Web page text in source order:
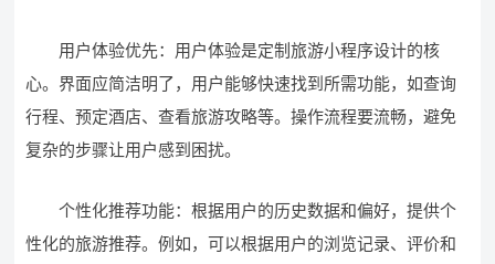
用户体验优先：用户体验是定制旅游小程序设计的核
心。界面应简洁明了，用户能够快速找到所需功能，如查询
行程、预定酒店、查看旅游攻略等。操作流程要流畅，避免
复杂的步骤让用户感到困扰。
个性化推荐功能：根据用户的历史数据和偏好，提供个
性化的旅游推荐。例如，可以根据用户的浏览记录、评价和